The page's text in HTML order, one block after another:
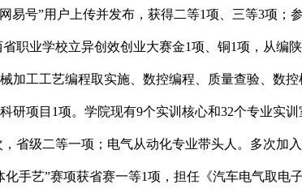
号”用户上传并发布，获得二等1项、三等3项；
职业学校立异创效创业大赛金1项、铜1项，从编
工工艺编程取实施、数控编程、质量查验、数控
项目1项。学院现有9个实训核心和32个专业实
省级二等一项；电气从动化专业带头人。多次加
手艺”赛项获省赛一等1项，担任《汽车电气取电